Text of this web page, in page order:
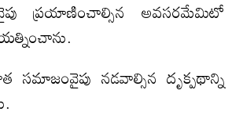
వైపు ప్రయాణించాల్సిన అవసరమేమిటో
సమాజంవైపు నడవాల్సిన దృక్పథాన్ని